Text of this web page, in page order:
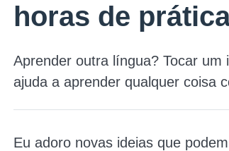
horas de
Aprender outra língua? Tocar
ajuda a aprender qualquer coisa
Eu adoro novas ideias que